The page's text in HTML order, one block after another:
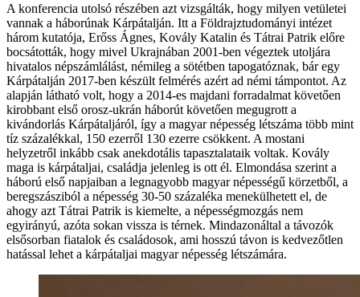
A konferencia utolsó részében azt vizsgálták, hogy milyen vetületei
vannak a háborúnak Kárpátalján. Itt a Földrajztudományi intézet
három kutatója, Erőss Ágnes, Kovály Katalin és Tátrai Patrik előre
bocsátották, hogy mivel Ukrajnában 2001-ben végeztek utoljára
hivatalos népszámlálást, némileg a sötétben tapogatóznak, bár egy
Kárpátalján 2017-ben készült felmérés azért ad némi támpontot. Az
alapján látható volt, hogy a 2014-es majdani forradalmat követően
kirobbant első orosz-ukrán háborút követően megugrott a
kivándorlás Kárpátaljáról, így a magyar népesség létszáma több mint
tíz százalékkal, 150 ezerről 130 ezerre csökkent. A mostani
helyzetről inkább csak anekdotális tapasztalataik voltak. Kovály
maga is kárpátaljai, családja jelenleg is ott él. Elmondása szerint a
háború első napjaiban a legnagyobb magyar népességű körzetből, a
beregszásziból a népesség 30-50 százaléka menekülhetett el, de
ahogy azt Tátrai Patrik is kiemelte, a népességmozgás nem
egyirányú, azóta sokan vissza is térnek. Mindazonáltal a távozók
elsősorban fiatalok és családosok, ami hosszú távon is kedvezőtlen
hatással lehet a kárpátaljai magyar népesség létszámára.